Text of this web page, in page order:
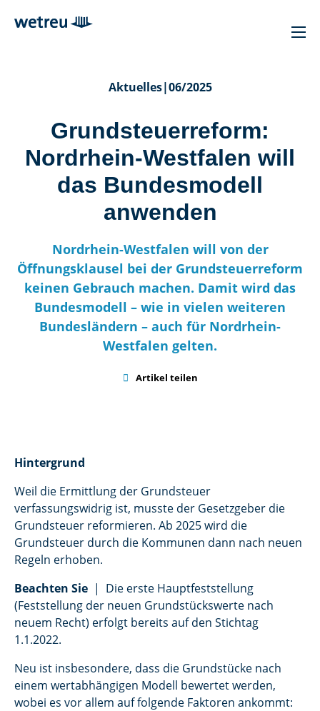
Aktuelles|06/2025
Grundsteuerreform:
Nordrhein-Westfalen will
das Bundesmodell
anwenden
Nordrhein-Westfalen will von der
Öffnungsklausel bei der Grundsteuerreform
keinen Gebrauch machen. Damit wird das
Bundesmodell – wie in vielen weiteren
Bundesländern – auch für Nordrhein-
Westfalen gelten.
 Artikel teilen
Hintergrund
Weil die Ermittlung der Grundsteuer
verfassungswidrig ist, musste der Gesetzgeber die
Grundsteuer reformieren. Ab 2025 wird die
Grundsteuer durch die Kommunen dann nach neuen
Regeln erhoben.
Beachten Sie | Die erste Hauptfeststellung
(Feststellung der neuen Grundstückswerte nach
neuem Recht) erfolgt bereits auf den Stichtag
1.1.2022.
Neu ist insbesondere, dass die Grundstücke nach
einem wertabhängigen Modell bewertet werden,
wobei es vor allem auf folgende Faktoren ankommt: